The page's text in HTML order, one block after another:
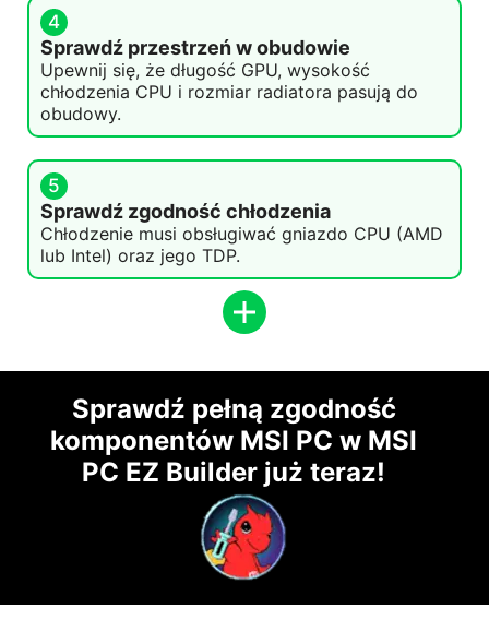
4
Sprawdź przestrzeń w obudowie
Upewnij się, że długość GPU, wysokość
chłodzenia CPU i rozmiar radiatora pasują do
obudowy.
5
Sprawdź zgodność chłodzenia
Chłodzenie musi obsługiwać gniazdo CPU (AMD
lub Intel) oraz jego TDP.
Sprawdź pełną zgodność
komponentów MSI PC w MSI
PC EZ Builder już teraz!